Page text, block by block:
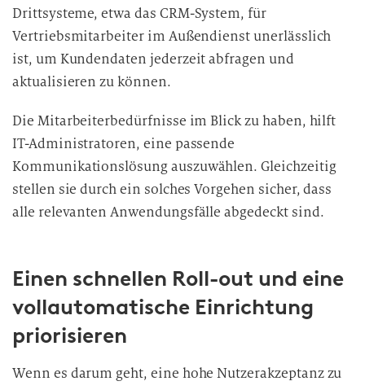
Drittsysteme, etwa das CRM-System, für
Vertriebsmitarbeiter im Außendienst unerlässlich
ist, um Kundendaten jederzeit abfragen und
aktualisieren zu können.
Die Mitarbeiterbedürfnisse im Blick zu haben, hilft
IT-Administratoren, eine passende
Kommunikationslösung auszuwählen. Gleichzeitig
stellen sie durch ein solches Vorgehen sicher, dass
alle relevanten Anwendungsfälle abgedeckt sind.
Einen schnellen Roll-out und eine
vollautomatische Einrichtung
priorisieren
Wenn es darum geht, eine hohe Nutzerakzeptanz zu